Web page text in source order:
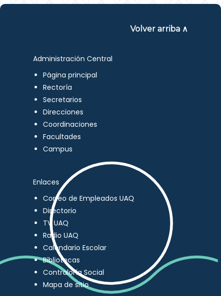
Volver arriba ∧
Administración Central
Página principal
Rectoría
Secretarios
Direcciones
Coordinaciones
Facultades
Campus
Enlaces
Correo de Empleados UAQ
Directorio
TV UAQ
Radio UAQ
Calendario Escolar
Bibliotecas
Contraloría Social
Mapa de sitio